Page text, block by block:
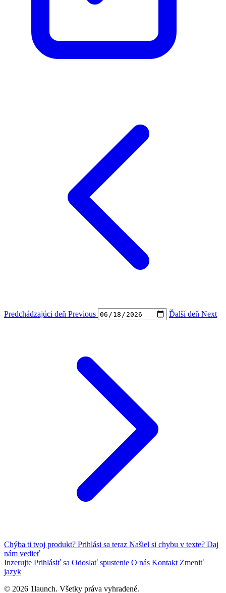
Predchádzajúci deň Previous Ďalší deň Next
Chýba ti tvoj produkt? Prihlási sa teraz Našiel si chybu v texte? Daj
nám vedieť
Inzerujte Prihlásiť sa Odoslať spustenie O nás Kontakt Zmeniť
jazyk
© 2026 1launch. Všetky práva vyhradené.